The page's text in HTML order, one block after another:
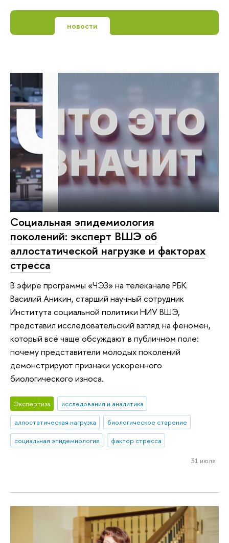
новости
Социальная эпидемиология
поколений: эксперт ВШЭ об
аллостатической нагрузке и факторах
стресса
В эфире программы «ЧЭЗ» на телеканале РБК
Василий Аникин, старший научный сотрудник
Института социальной политики НИУ ВШЭ,
представил исследовательский взгляд на феномен,
который всё чаще обсуждают в публичном поле:
почему представители молодых поколений
демонстрируют признаки ускоренного
биологического износа.
Экспертиза
исследования и аналитика
аллостатическая нагрузка
биологическое старение
социальная эпидемиология
фактор стресса
31 июля